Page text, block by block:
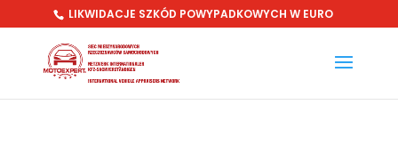
LIKWIDACJE SZKÓD POWYPADKOWYCH W EURO